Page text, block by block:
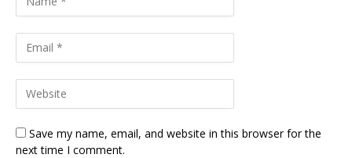
Save my name, email, and website in this browser for the
next time I comment.